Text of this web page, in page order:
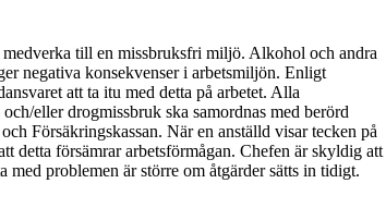
till en missbruksfri miljö. Alkohol och andra
negativa konsekvenser i arbetsmiljön. Enligt
att ta itu med detta på arbetet. Alla
eller drogmissbruk ska samordnas med berörd
Försäkringskassan. När en anställd visar tecken på
detta försämrar arbetsförmågan. Chefen är skyldig att
problemen är större om åtgärder sätts in tidigt.